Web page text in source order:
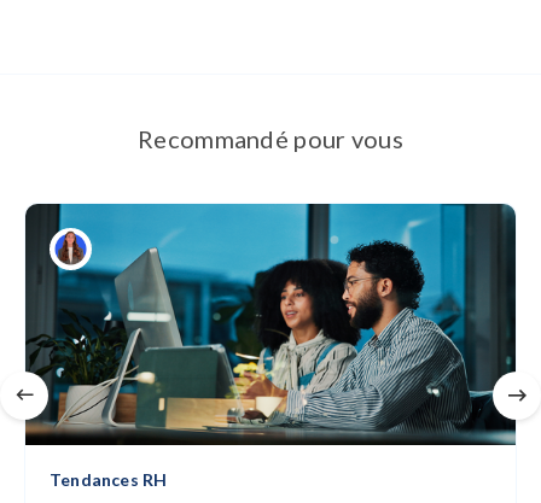
Recommandé pour vous
Tendances RH